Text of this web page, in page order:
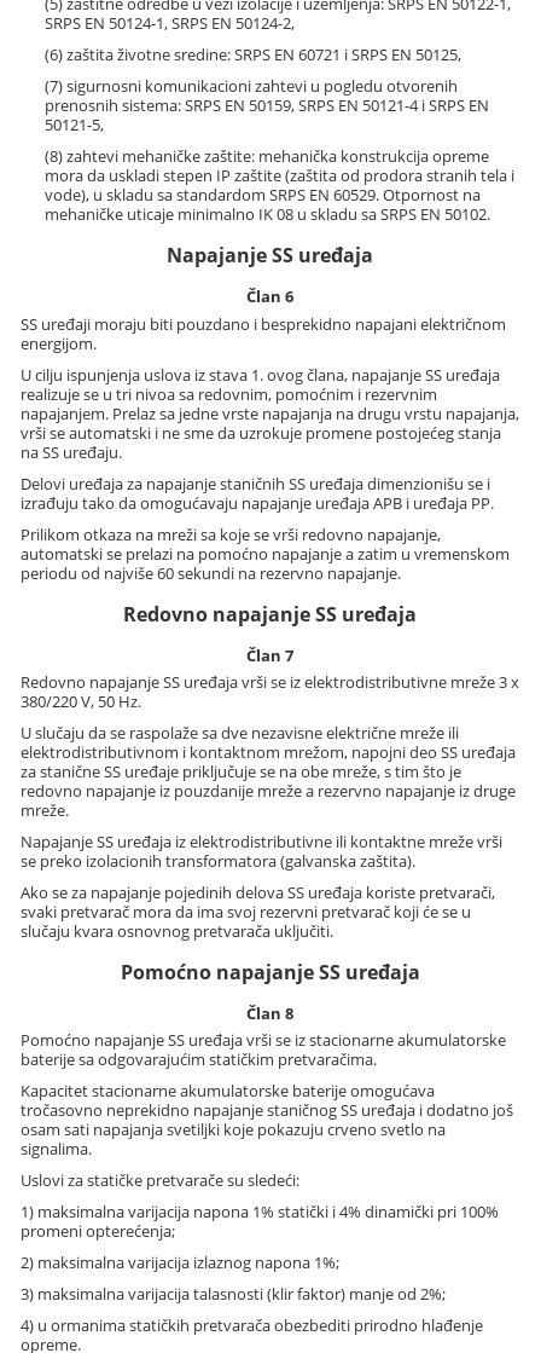
SRPS EN 50124-1, SRPS EN 50124-2,
(6) zaštita životne sredine: SRPS EN 60721 i SRPS EN 50125,
(7) sigurnosni komunikacioni zahtevi u pogledu otvorenih
prenosnih sistema: SRPS EN 50159, SRPS EN 50121-4 i SRPS EN
50121-5,
(8) zahtevi mehaničke zaštite: mehanička konstrukcija opreme
mora da uskladi stepen IP zaštite (zaštita od prodora stranih tela i
vode), u skladu sa standardom SRPS EN 60529. Otpornost na
mehaničke uticaje minimalno IK 08 u skladu sa SRPS EN 50102.
Napajanje SS uređaja
Član 6
SS uređaji moraju biti pouzdano i besprekidno napajani električnom
energijom.
U cilju ispunjenja uslova iz stava 1. ovog člana, napajanje SS uređaja
realizuje se u tri nivoa sa redovnim, pomoćnim i rezervnim
napajanjem. Prelaz sa jedne vrste napajanja na drugu vrstu napajanja,
vrši se automatski i ne sme da uzrokuje promene postojećeg stanja
na SS uređaju.
Delovi uređaja za napajanje staničnih SS uređaja dimenzionišu se i
izrađuju tako da omogućavaju napajanje uređaja APB i uređaja PP.
Prilikom otkaza na mreži sa koje se vrši redovno napajanje,
automatski se prelazi na pomoćno napajanje a zatim u vremenskom
periodu od najviše 60 sekundi na rezervno napajanje.
Redovno napajanje SS uređaja
Član 7
Redovno napajanje SS uređaja vrši se iz elektrodistributivne mreže 3 x
380/220 V, 50 Hz.
U slučaju da se raspolaže sa dve nezavisne električne mreže ili
elektrodistributivnom i kontaktnom mrežom, napojni deo SS uređaja
za stanične SS uređaje priključuje se na obe mreže, s tim što je
redovno napajanje iz pouzdanije mreže a rezervno napajanje iz druge
mreže.
Napajanje SS uređaja iz elektrodistributivne ili kontaktne mreže vrši
se preko izolacionih transformatora (galvanska zaštita).
Ako se za napajanje pojedinih delova SS uređaja koriste pretvarači,
svaki pretvarač mora da ima svoj rezervni pretvarač koji će se u
slučaju kvara osnovnog pretvarača uključiti.
Pomoćno napajanje SS uređaja
Član 8
Pomoćno napajanje SS uređaja vrši se iz stacionarne akumulatorske
baterije sa odgovarajućim statičkim pretvaračima.
Kapacitet stacionarne akumulatorske baterije omogućava
tročasovno neprekidno napajanje staničnog SS uređaja i dodatno još
osam sati napajanja svetiljki koje pokazuju crveno svetlo na
signalima.
Uslovi za statičke pretvarače su sledeći:
1) maksimalna varijacija napona 1% statički i 4% dinamički pri 100%
promeni opterećenja;
2) maksimalna varijacija izlaznog napona 1%;
3) maksimalna varijacija talasnosti (klir faktor) manje od 2%;
4) u ormanima statičkih pretvarača obezbediti prirodno hlađenje
opreme.